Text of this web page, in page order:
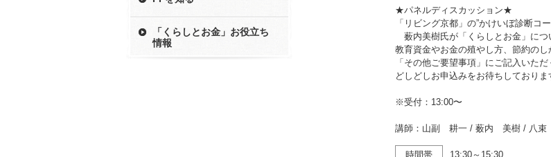
「くらしとお金」お役立ち
情報
★パネルディスカッション★
「リビング京都」の”かけいぼ診断
薮内美樹氏が「くらしとお金」につ
教育資金やお金の殖やし方、節約の
「その他ご要望事項」にご記入いた
どしどしお申込みをお待ちしておりま
※受付：13:00〜
講師：山副 耕一 / 薮内 美樹 / 八
時間帯 13:30～15:30